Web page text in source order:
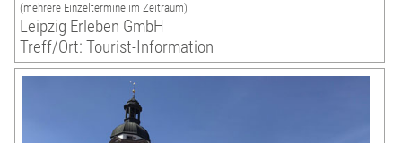
(mehrere Einzeltermine im Zeitraum)
Leipzig Erleben GmbH
Treff/Ort: Tourist-Information